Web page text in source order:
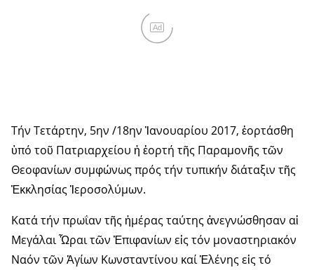
Ad
Τήν Τετάρτην, 5ην /18ην Ἰανουαρίου 2017, ἑορτάσθη
ὑπό τοῦ Πατριαρχείου ἡ ἑορτή τῆς Παραμονῆς τῶν
Θεοφανίων συμφώνως πρός τήν τυπικήν διάταξιν τῆς
Ἐκκλησίας Ἱεροσολύμων.
Κατά τήν πρωΐαν τῆς ἡμέρας ταύτης ἀνεγνώσθησαν αἱ
Μεγάλαι Ὧραι τῶν Ἐπιφανίων εἰς τόν μοναστηριακόν
Ναόν τῶν Ἁγίων Κωνσταντίνου καί Ἑλένης εἰς τό